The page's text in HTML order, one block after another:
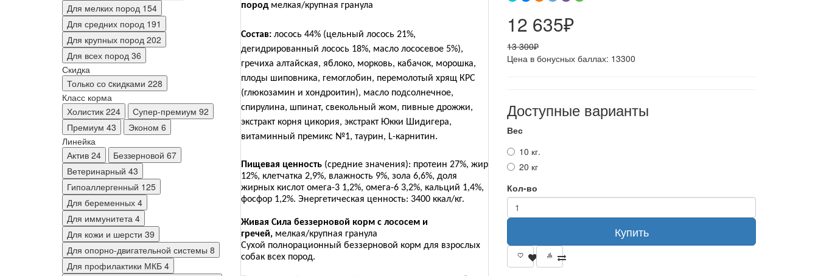
Для мелких пород 154
Для средних пород 191
Для крупных пород 202
Для всех пород 36
Скидка
Только со cкидками 228
Класс корма
Холистик 224 Супер-премиум 92
Премиум 43 Эконом 6
Линейка
Актив 24 Беззерновой 67
Ветеринарный 43
Гипоаллергенный 125
Для беременных 4
Для иммунитета 4
Для кожи и шерсти 39
Для опорно-двигательной системы 8
Для профилактики МКБ 4
пород мелкая/крупная гранула
Состав:лосось 44% (цельный лосось 21%,
дегидрированный лосось 18%, масло лососевое 5%),
гречиха алтайская, яблоко, морковь, кабачок, морошка,
плоды шиповника, гемоглобин, перемолотый хрящ КРС
(глюкозамин и хондроитин), масло подсолнечное,
спирулина, шпинат, свекольный жом, пивные дрожжи,
экстракт корня цикория, экстракт Юкки Шидигера,
витаминный премикс №1, таурин, L-карнитин.
Пищевая ценность(средние значения): протеин 27%, жир
12%, клетчатка 2,9%, влажность 9%, зола 6,6%, доля
жирных кислот омега-3 1,2%, омега-6 3,2%, кальций 1,4%,
фосфор 1,2%. Энергетическая ценность: 3400 ккал/кг.
Живая Сила беззерновой корм с лососем и
гречей, мелкая/крупная гранула
Сухой полнорационный беззерновой корм для взрослых
собак всех пород.
12 635₽
13 300₽
Цена в бонусных баллах: 13300
Доступные варианты
Вес
10 кг.
20 кг
Кол-во
Купить